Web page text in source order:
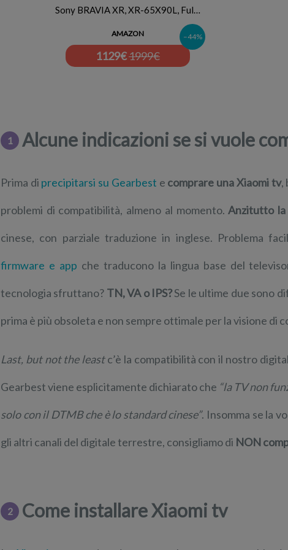
Sony BRAVIA XR, XR-65X90L, Ful…
AMAZON
1129€1999€
–44%
1 Alcune indicazioni se si vuole
Prima di precipitarsi su Gearbest e comprare una Xiaomi tv,
problemi di compatibilità, almeno al momento.Anzitutto la
cinese, con parziale traduzione in inglese. Problema
firmware e app che traducono la lingua base del
tecnologia sfruttano? TN, VA o IPS?Se le ultime due sono
prima è più obsoleta e non sempre ottimale per la visione di
Last, but not the leastc’è la compatibilità con il nostro
Gearbest viene esplicitamente dichiarato che “la TV non
solo con il DTMB che è lo standard cinese”. Insomma se la
gli altri canali del digitale terrestre, consigliamo di NON
2 Come installare Xiaomi tv